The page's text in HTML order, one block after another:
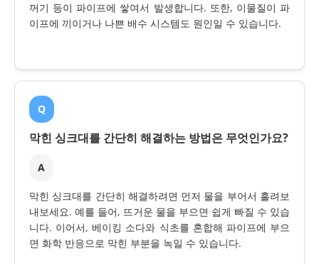
꺼기 등이 파이프에 쌓여서 발생합니다. 또한, 이물질이 파
이프에 끼이거나 나쁜 배수 시스템도 원인일 수 있습니다.
Q
막힌 싱크대를 간단히 해결하는 방법은 무엇인가요?
A
막힌 싱크대를 간단히 해결하려면 먼저 물을 부어서 흘려보
내보세요. 예를 들어, 뜨거운 물을 부으면 쉽게 빠질 수 있습
니다. 이어서, 베이킹 소다와 식초를 혼합해 파이프에 부으
면 화학 반응으로 막힌 부분을 녹일 수 있습니다.